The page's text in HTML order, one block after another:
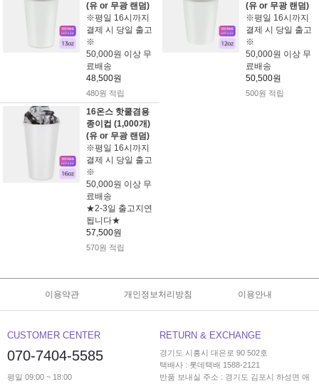
(유 or 무광 랜덤)
※평일 16시까지
결제 시 당일 출고
※
50,000원 이상 무
료배송
48,500원
480원 적립
(유 or 무광 랜덤)
※평일 16시까지
결제 시 당일 출고
※
50,000원 이상 무
료배송
50,500원
500원 적립
16온스 핫쿨겸용
종이컵 (1,000개)
(유 or 무광 랜덤)
※평일 16시까지
결제 시 당일 출고
※
50,000원 이상 무
료배송
★2-3일 출고지연
됩니다★
57,500원
570원 적립
이용약관 개인정보처리방침 이용안내
CUSTOMER CENTER
070-7404-5585
평일 09:00 ~ 18:00
RETURN & EXCHANGE
경기도 시흥시 대은로 90 502호
택배사 : 롯데택배 1588-2121
반품 보내실 주소 : 경기도 김포시 하성면 애